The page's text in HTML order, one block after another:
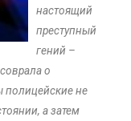
настоящий
преступный
гений –
о
полицейские не
а затем